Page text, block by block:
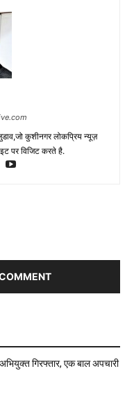
कुशीनगर लोकप्रिय न्यूज़
पर विजिट करते है.
गिरफ्तार, एक बाल अपचारी